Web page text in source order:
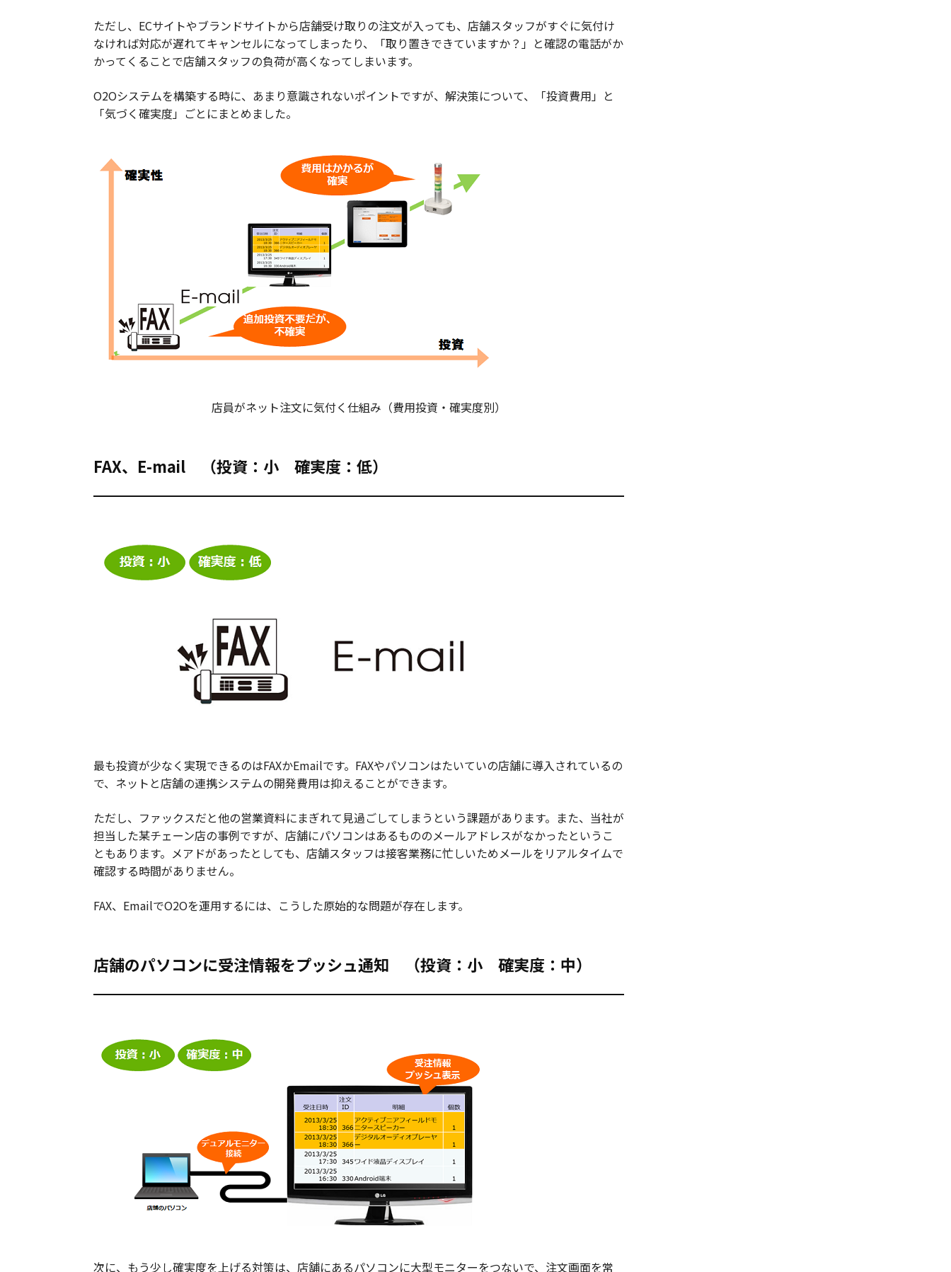
ただし、ECサイトやブランドサイトから店舗受け取りの注文が入っても、店舗スタッフがすぐに気付け
なければ対応が遅れてキャンセルになってしまったり、「取り置きできていますか？」と確認の電話がか
かってくることで店舗スタッフの負荷が高くなってしまいます。
O2Oシステムを構築する時に、あまり意識されないポイントですが、解決策について、「投資費用」と
「気づく確実度」ごとにまとめました。
店員がネット注文に気付く仕組み（費用投資・確実度別）
FAX、E-mail （投資：小 確実度：低）
最も投資が少なく実現できるのはFAXかEmailです。FAXやパソコンはたいていの店舗に導入されているの
で、ネットと店舗の連携システムの開発費用は抑えることができます。
ただし、ファックスだと他の営業資料にまぎれて見過ごしてしまうという課題があります。また、当社が
担当した某チェーン店の事例ですが、店舗にパソコンはあるもののメールアドレスがなかったというこ
ともあります。メアドがあったとしても、店舗スタッフは接客業務に忙しいためメールをリアルタイムで
確認する時間がありません。
FAX、EmailでO2Oを運用するには、こうした原始的な問題が存在します。
店舗のパソコンに受注情報をプッシュ通知 （投資：小 確実度：中）
次に、もう少し確実度を上げる対策は、店舗にあるパソコンに大型モニターをつないで、注文画面を常